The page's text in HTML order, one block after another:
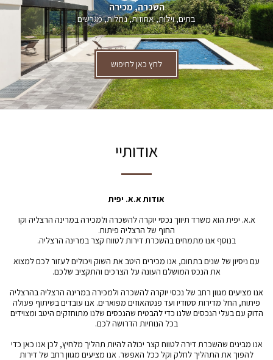
השכרה, מכירה
בתים, וילות, אחוזות, נחלות, מגרשים
לחץ כאן לחיפוש
אודותיי
אודות א.א. יפית
א.א. יפית הוא משרד תיווך נכסי יוקרה להשכרה ולמכירה במרינה הרצליה וקו
החוף של הרצליה פיתוח.
בנוסף אנו מתמחים בהשכרת דירות לטווח קצר במרינה הרצליה.
עם ניסיון של שנים בתחום, אנו מכירים היטב את השוק ויכולים לעזור לכם למצוא
את הנכס המושלם העונה על הצרכים והתקציב שלכם.
אנו מציעים מגוון רחב של נכסי יוקרה להשכרה ולמכירה במרינה הרצליה בהרצליה
פיתוח, החל מדירות סטודיו ועד פנטהאוזים מפוארים. אנו עובדים בשיתוף פעולה
הדוק עם בעלי הנכסים שלנו כדי להבטיח שהנכסים שלנו מתוחזקים היטב ומצוידים
בכל הנוחיות הדרושה לכם.
אנו מבינים שהשכרת דירה לטווח קצר יכולה להיות תהליך מלחיץ, לכן אנו כאן כדי
להפוך את התהליך לחלק וקל ככל האפשר. אנו מציעים מגוון רחב של דירות